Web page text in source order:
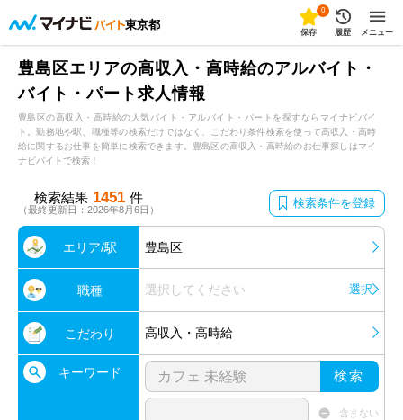
東京都
0
保存 履歴 メニュー
豊島区エリアの高収入・高時給のアルバイト・
バイト・パート求人情報
豊島区の高収入・高時給の人気バイト・アルバイト・パートを探すならマイナビバイ
ト。勤務地や駅、職種等の検索だけではなく、こだわり条件検索を使って高収入・高時
給に関するお仕事を簡単に検索できます。豊島区の高収入・高時給のお仕事探しはマイ
ナビバイトで検索！
検索結果 1451 件
（最終更新日：2026年8月6日） 検索条件を登録
エリア/駅 豊島区
職種 選択してください 選択
こだわり 高収入・高時給
キーワード 検索
含まない